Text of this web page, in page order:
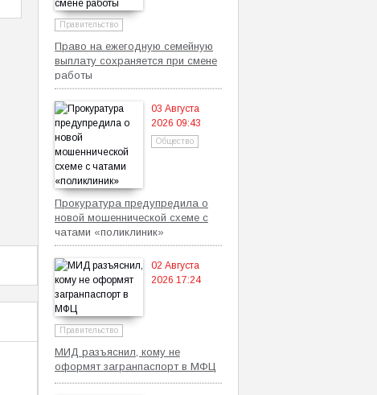
Правительство
Право на ежегодную семейную
выплату сохраняется при смене
работы
03 Августа
2026 09:43
Общество
Прокуратура предупредила о
новой мошеннической схеме с
чатами «поликлиник»
02 Августа
2026 17:24
Правительство
МИД разъяснил, кому не
оформят загранпаспорт в МФЦ